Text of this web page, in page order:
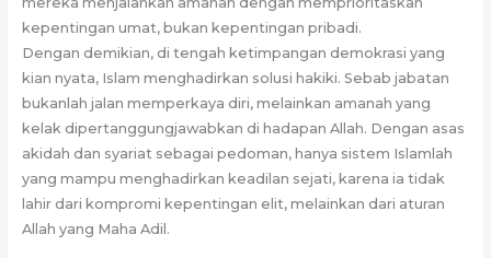
kepentingan umat, bukan kepentingan pribadi.
Dengan demikian, di tengah ketimpangan demokrasi yang
kian nyata, Islam menghadirkan solusi hakiki. Sebab jabatan
bukanlah jalan memperkaya diri, melainkan amanah yang
kelak dipertanggungjawabkan di hadapan Allah. Dengan asas
akidah dan syariat sebagai pedoman, hanya sistem Islamlah
yang mampu menghadirkan keadilan sejati, karena ia tidak
lahir dari kompromi kepentingan elit, melainkan dari aturan
Allah yang Maha Adil.